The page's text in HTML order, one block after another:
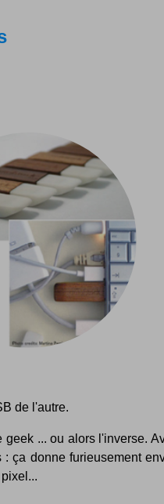
de l'autre.
... ou alors l'inverse.
ça donne furieusement